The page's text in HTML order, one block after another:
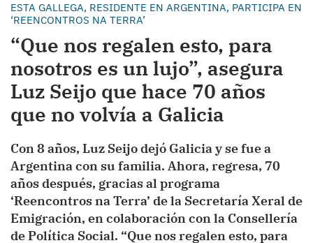
ESTA GALLEGA, RESIDENTE EN ARGENTINA, PARTICIPA EN
‘REENCONTROS NA TERRA’
“Que nos regalen esto, para
nosotros es un lujo”, asegura
Luz Seijo que hace 70 años
que no volvía a Galicia
Con 8 años, Luz Seijo dejó Galicia y se fue a
Argentina con su familia. Ahora, regresa, 70
años después, gracias al programa
‘Reencontros na Terra’ de la Secretaría Xeral de
Emigración, en colaboración con la Consellería
de Política Social. “Que nos regalen esto, para